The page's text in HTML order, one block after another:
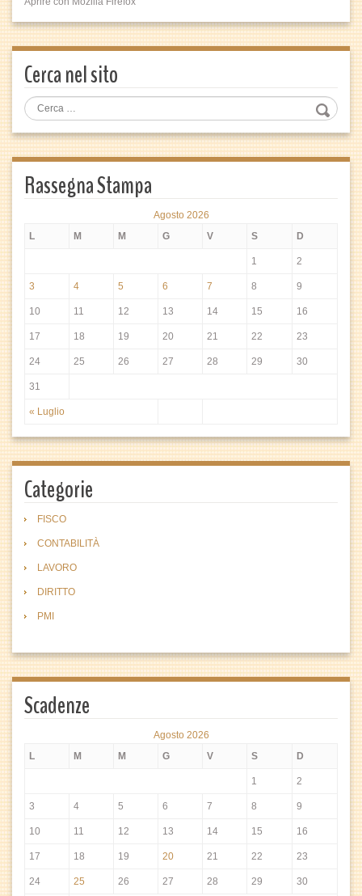
Cerca nel sito
Rassegna Stampa
Agosto 2026
L
M M G V S D
« Luglio
1 2
3 4 5 6 7 8 9
10 11 12 13 14 15 16
17 18 19 20 21 22 23
24 25 26 27 28 29 30
31
Categorie
FISCO
CONTABILITÀ
LAVORO
DIRITTO
PMI
Scadenze
Agosto 2026
L
M M G V S D
1 2
3 4 5 6 7 8 9
10 11 12 13 14 15 16
17 18 19 20 21 22 23
24 25 26 27 28 29 30